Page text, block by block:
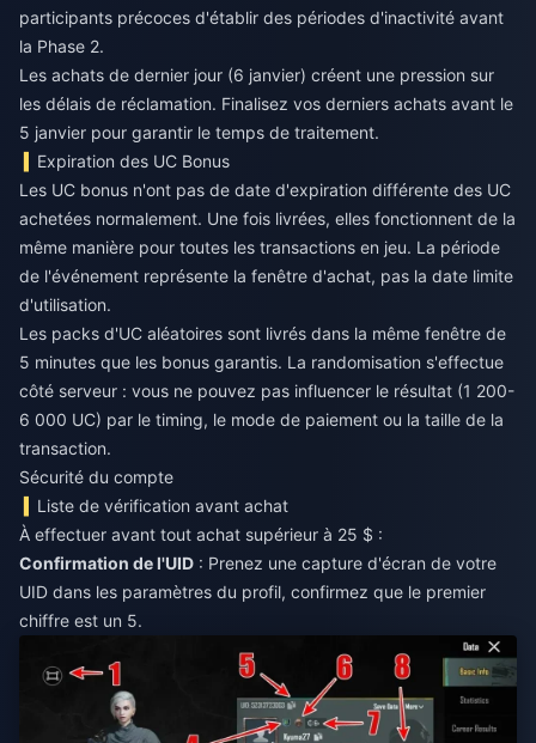
participants précoces d'établir des périodes d'inactivité avant
la Phase 2.
Les achats de dernier jour (6 janvier) créent une pression sur
les délais de réclamation. Finalisez vos derniers achats avant le
5 janvier pour garantir le temps de traitement.
Expiration des UC Bonus
Les UC bonus n'ont pas de date d'expiration différente des UC
achetées normalement. Une fois livrées, elles fonctionnent de la
même manière pour toutes les transactions en jeu. La période
de l'événement représente la fenêtre d'achat, pas la date limite
d'utilisation.
Les packs d'UC aléatoires sont livrés dans la même fenêtre de
5 minutes que les bonus garantis. La randomisation s'effectue
côté serveur : vous ne pouvez pas influencer le résultat (1 200-
6 000 UC) par le timing, le mode de paiement ou la taille de la
transaction.
Sécurité du compte
Liste de vérification avant achat
À effectuer avant tout achat supérieur à 25 $ :
Confirmation de l'UID : Prenez une capture d'écran de votre
UID dans les paramètres du profil, confirmez que le premier
chiffre est un 5.